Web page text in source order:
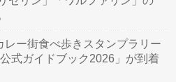
レー街食べ歩きスタンプラリー
式ガイドブック2026」が到着